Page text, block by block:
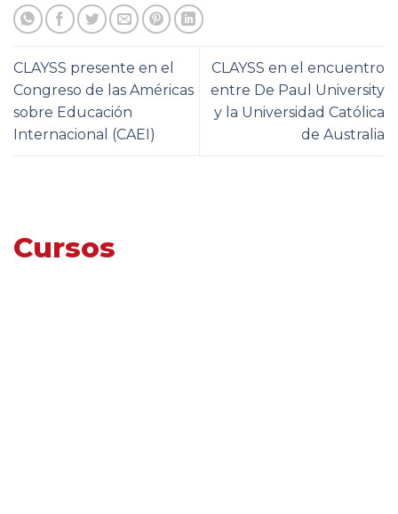
CLAYSS presente en el
Congreso de las Américas
sobre Educación
Internacional (CAEI)
CLAYSS en el encuentro
entre De Paul University
y la Universidad Católica
de Australia
Cursos